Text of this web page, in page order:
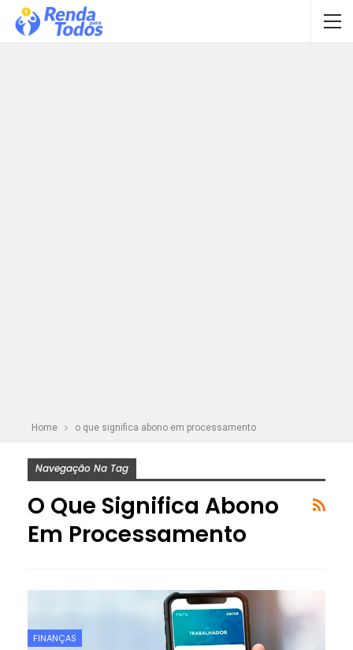
Home o que significa abono em processamento
Navegação Na Tag
O Que Significa Abono
Em Processamento
FINANÇAS